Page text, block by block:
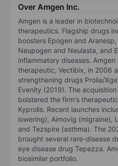
Over Amgen Inc.
Amgen is a leader in
therapeutics. Flagship drugs
boosters Epogen and
Neupogen and Neulasta, and
inflammatory diseases.
therapeutic, Vectibix, in 2006
strengthening drugs Prolia/
Evenity (2019). The
bolstered the firm's
Kyprolis. Recent launches
lowering), Aimovig (migraine),
and Tezspire (asthma). The
brought several rare-disease
eye disease drug Tepezza.
biosimilar portfolio.